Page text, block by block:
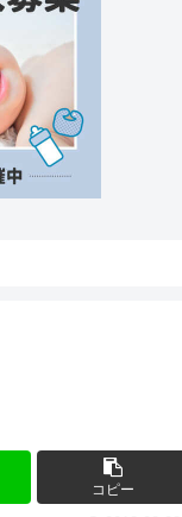
コピー